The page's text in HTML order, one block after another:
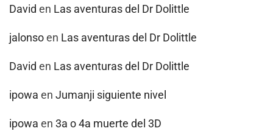
David en Las aventuras del Dr Dolittle
jalonsoen Las aventuras del Dr Dolittle
David en Las aventuras del Dr Dolittle
ipowa en Jumanji siguiente nivel
ipowa en 3a o 4a muerte del 3D